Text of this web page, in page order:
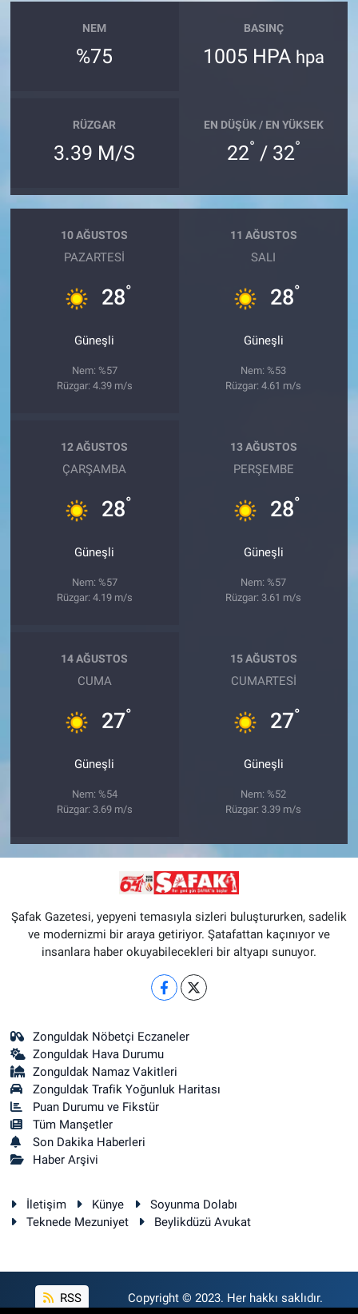
NEM
%75
BASINÇ
1005 HPA hpa
RÜZGAR
3.39 M/S
EN DÜŞÜK / EN YÜKSEK
22° / 32°
10 AĞUSTOS
PAZARTESI
28°
Güneşli
Nem: %57
Rüzgar: 4.39 m/s
11 AĞUSTOS
SALI
28°
Güneşli
Nem: %53
Rüzgar: 4.61 m/s
12 AĞUSTOS
ÇARŞAMBA
28°
Güneşli
Nem: %57
Rüzgar: 4.19 m/s
13 AĞUSTOS
PERŞEMBE
28°
Güneşli
Nem: %57
Rüzgar: 3.61 m/s
14 AĞUSTOS
CUMA
27°
Güneşli
Nem: %54
Rüzgar: 3.69 m/s
15 AĞUSTOS
CUMARTESI
27°
Güneşli
Nem: %52
Rüzgar: 3.39 m/s
Şafak Gazetesi, yepyeni temasıyla sizleri buluştururken, sadelik
ve modernizmi bir araya getiriyor. Şatafattan kaçınıyor ve
insanlara haber okuyabilecekleri bir altyapı sunuyor.
Zonguldak Nöbetçi Eczaneler
Zonguldak Hava Durumu
Zonguldak Namaz Vakitleri
Zonguldak Trafik Yoğunluk Haritası
Puan Durumu ve Fikstür
Tüm Manşetler
Son Dakika Haberleri
Haber Arşivi
İletişim Künye
Soyunma Dolabı
Teknede Mezuniyet
Beylikdüzü Avukat
RSS Copyright © 2023. Her hakkı saklıdır.